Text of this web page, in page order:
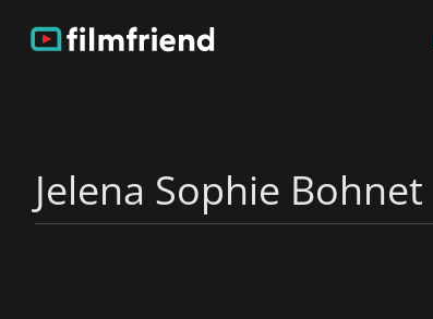
Jelena Sophie Bohnet